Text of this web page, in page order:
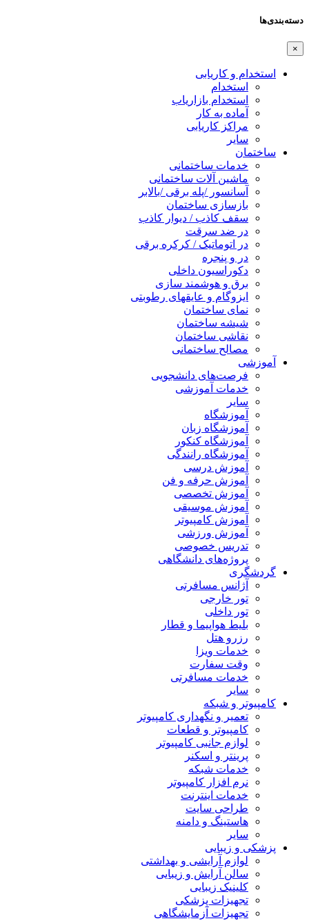
دسته‌بندی‌ها
×
استخدام و کاریابی
استخدام
استخدام بازاریاب
آماده به کار
مراکز کاریابی
سایر
ساختمان
خدمات ساختمانی
ماشین آلات ساختمانی
آسانسور /پله برقی /بالابر
بازسازی ساختمان
سقف کاذب / دیوار کاذب
در ضد سرقت
در اتوماتیک / کرکره برقی
در و پنجره
دکوراسیون داخلی
برق و هوشمند سازی
ایزوگام و عایقهای رطوبتی
نمای ساختمان
شیشه ساختمان
نقاشی ساختمان
مصالح ساختمانی
آموزشی
فرصت‌های دانشجویی
خدمات آموزشی
سایر
آموزشگاه
آموزشگاه زبان
آموزشگاه کنکور
آموزشگاه رانندگی
آموزش درسی
آموزش حرفه و فن
آموزش تخصصی
آموزش موسیقی
آموزش کامپیوتر
آموزش ورزشی
تدریس خصوصی
پروژه‌های دانشگاهی
گردشگری
آژانس مسافرتی
تور خارجی
تور داخلی
بلیط هواپیما و قطار
رزرو هتل
خدمات ویزا
وقت سفارت
خدمات مسافرتی
سایر
کامپیوتر و شبکه
تعمیر و نگهداری کامپیوتر
کامپیوتر و قطعات
لوازم جانبی کامپیوتر
پرینتر و اسکنر
خدمات شبکه
نرم افزار کامپیوتر
خدمات اینترنت
طراحی سایت
هاستینگ و دامنه
سایر
پزشکی و زیبایی
لوازم آرایشی و بهداشتی
سالن آرایش و زیبایی
کلینیک زیبایی
تجهیزات پزشکی
تجهیزات آزمایشگاهی